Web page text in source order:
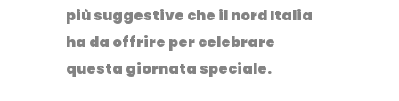
più suggestive che il nord Italia
ha da offrire per celebrare
questa giornata speciale.